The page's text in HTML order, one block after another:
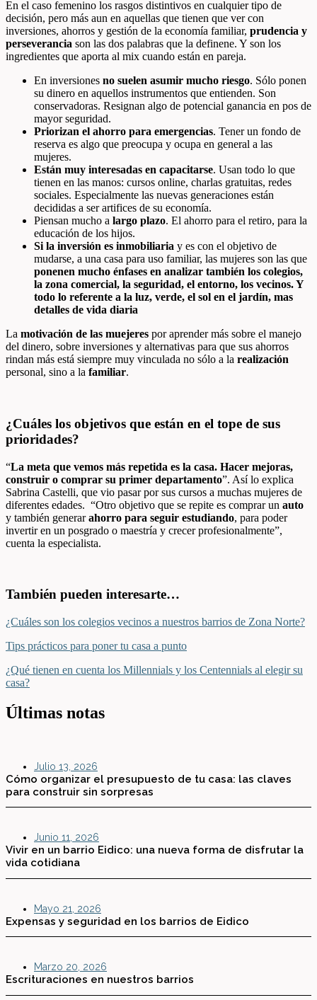
En el caso femenino los rasgos distintivos en cualquier tipo de
decisión, pero más aun en aquellas que tienen que ver con
inversiones, ahorros y gestión de la economía familiar, prudencia y
perseverancia son las dos palabras que la definene. Y son los
ingredientes que aporta al mix cuando están en pareja.
En inversiones no suelen asumir mucho riesgo. Sólo ponen
su dinero en aquellos instrumentos que entienden. Son
conservadoras. Resignan algo de potencial ganancia en pos de
mayor seguridad.
Priorizan el ahorro para emergencias. Tener un fondo de
reserva es algo que preocupa y ocupa en general a las
mujeres.
Están muy interesadas en capacitarse. Usan todo lo que
tienen en las manos: cursos online, charlas gratuitas, redes
sociales. Especialmente las nuevas generaciones están
decididas a ser artifices de su economía.
Piensan mucho a largo plazo. El ahorro para el retiro, para la
educación de los hijos.
Si la inversión es inmobiliaria y es con el objetivo de
mudarse, a una casa para uso familiar, las mujeres son las que
ponenen mucho énfases en analizar también los colegios,
la zona comercial, la seguridad, el entorno, los vecinos. Y
todo lo referente a la luz, verde, el sol en el jardín, mas
detalles de vida diaria
La motivación de las muejeres por aprender más sobre el manejo
del dinero, sobre inversiones y alternativas para que sus ahorros
rindan más está siempre muy vinculada no sólo a la realización
personal, sino a la familiar.
¿Cuáles los objetivos que están en el tope de sus
prioridades?
“La meta que vemos más repetida es la casa. Hacer mejoras,
construir o comprar su primer departamento”. Así lo explica
Sabrina Castelli, que vio pasar por sus cursos a muchas mujeres de
diferentes edades. “Otro objetivo que se repite es comprar un auto
y también generarahorro para seguir estudiando, para poder
invertir en un posgrado o maestría y crecer profesionalmente”,
cuenta la especialista.
También pueden interesarte…
¿Cuáles son los colegios vecinos a nuestros barrios de Zona Norte?
Tips prácticos para poner tu casa a punto
¿Qué tienen en cuenta los Millennials y los Centennials al elegir su
casa?
Últimas notas
Julio 13, 2026
Cómo organizar el presupuesto de tu casa: las claves
para construir sin sorpresas
Junio 11, 2026
Vivir en un barrio Eidico: una nueva forma de disfrutar la
vida cotidiana
Mayo 21, 2026
Expensas y seguridad en los barrios de Eidico
Marzo 20, 2026
Escrituraciones en nuestros barrios